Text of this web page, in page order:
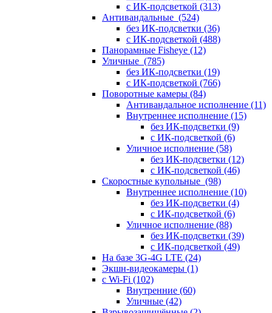
с ИК-подсветкой (313)
Антивандальные (524)
без ИК-подсветки (36)
с ИК-подсветкой (488)
Панорамные Fisheye (12)
Уличные (785)
без ИК-подсветки (19)
с ИК-подсветкой (766)
Поворотные камеры (84)
Антивандальное исполнение (11)
Внутреннее исполнение (15)
без ИК-подсветки (9)
с ИК-подсветкой (6)
Уличное исполнение (58)
без ИК-подсветки (12)
с ИК-подсветкой (46)
Скоростные купольные (98)
Внутреннее исполнение (10)
без ИК-подсветки (4)
с ИК-подсветкой (6)
Уличное исполнение (88)
без ИК-подсветки (39)
с ИК-подсветкой (49)
На базе 3G-4G LTE (24)
Экшн-видеокамеры (1)
с Wi-Fi (102)
Внутренние (60)
Уличные (42)